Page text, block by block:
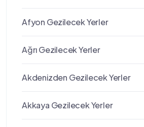
Afyon Gezilecek Yerler
Ağrı Gezilecek Yerler
Akdenizden Gezilecek Yerler
Akkaya Gezilecek Yerler